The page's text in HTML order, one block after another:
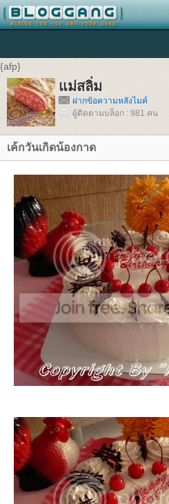
{afp}
แม่สลิ่ม
ฝากข้อความหลังไมค์
ผู้ติดตามบล็อก : 981 คน
เค้กวันเกิดน้องกาด